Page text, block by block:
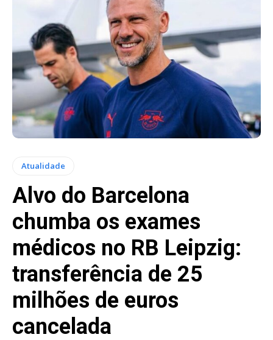
Atualidade
Alvo do Barcelona
chumba os exames
médicos no RB Leipzig:
transferência de 25
milhões de euros
cancelada